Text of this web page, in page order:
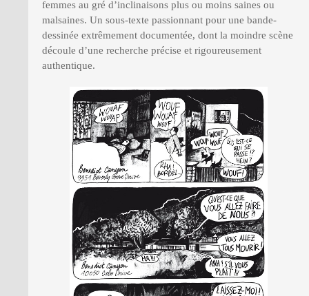
femmes au gré d’inclinaisons plus ou moins saines ou
malsaines. Un sous-texte passionnant pour une bande-
dessinée extrêmement documentée, dont la moindre scène
découle d’une recherche précise et rigoureusement
authentique.